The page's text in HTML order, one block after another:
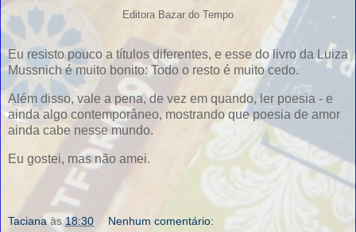
Editora Bazar do Tempo
Eu resisto pouco a títulos diferentes, e esse do livro da Luiza
Mussnich é muito bonito: Todo o resto é muito cedo.
Além disso, vale a pena, de vez em quando, ler poesia - e
ainda algo contemporâneo, mostrando que poesia de amor
ainda cabe nesse mundo.
Eu gostei, mas não amei.
Taciana às18:30 Nenhum comentário: